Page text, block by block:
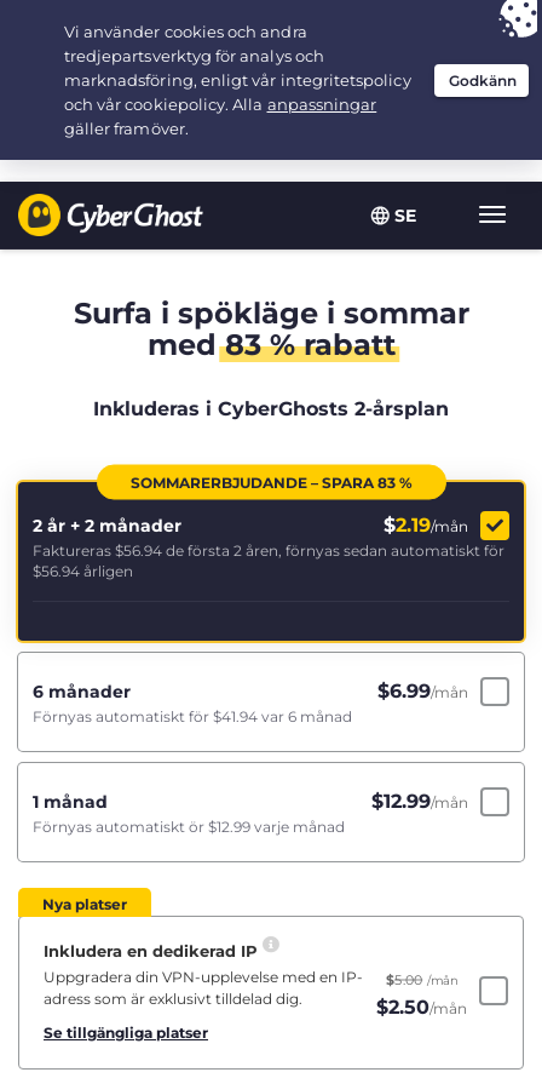
SE
Växla
Your choice:The Best Dealfor 2.1666666666667-years at $
/month
Surfa i spökläge i sommar
med83 % rabatt
Inkluderas i CyberGhosts 2-årsplan
SOMMARERBJUDANDE – SPARA 83 %
2 år + 2 månader $2.19/mån
Faktureras $56.94 de första 2 åren, förnyas sedan automatiskt för
$56.94 årligen
6 månader $6.99/mån
Förnyas automatiskt för $41.94 var 6 månad
1 månad $12.99/mån
Förnyas automatiskt ör $12.99 varje månad
Nya platser
Inkludera en dedikerad IP
Uppgradera din VPN-upplevelse med en IP-
adress som är exklusivt tilldelad dig.
Se tillgängliga platser
$5.00 /mån
$2.50/mån